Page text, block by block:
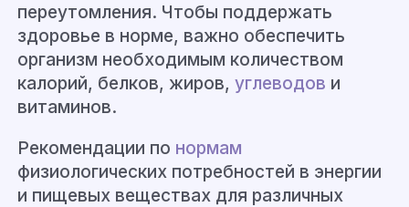
переутомления. Чтобы поддержать
здоровье в норме, важно обеспечить
организм необходимым количеством
калорий, белков, жиров,углеводов и
витаминов.
Рекомендации по нормам
физиологических потребностей в энергии
и пищевых веществах для различных